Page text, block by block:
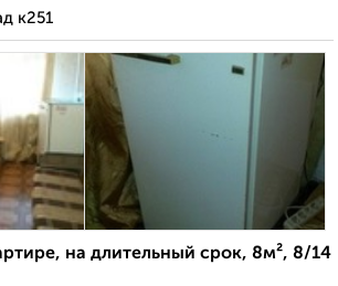
к251
на длительный срок, 8м², 8/14